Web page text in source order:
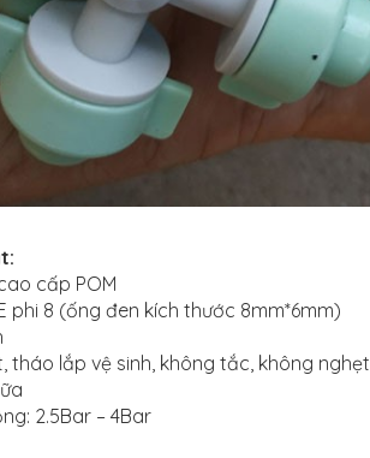
cấp POM
phi 8 (ống đen kích thước 8mm*6mm)
tháo lắp vệ sinh, không tắc, không nghẹt
2.5Bar – 4Bar